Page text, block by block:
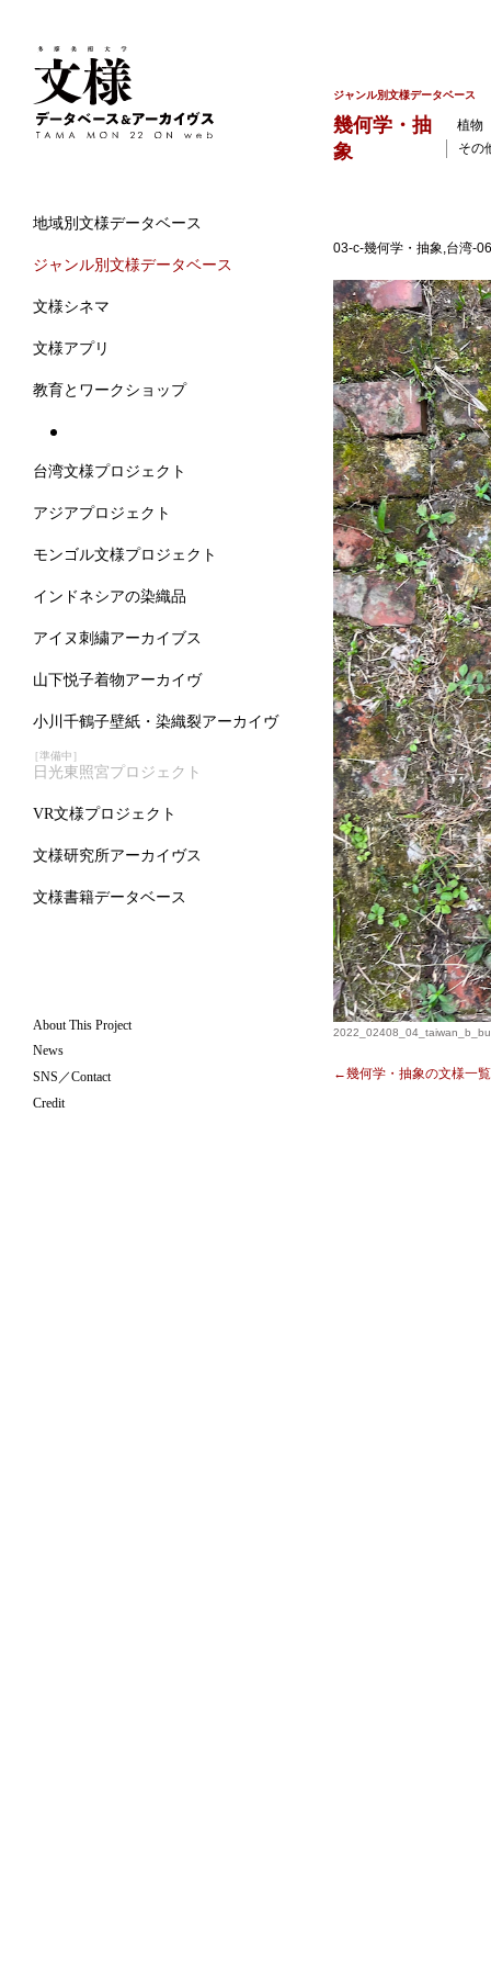
地域別文様データベース
ジャンル別文様データベース
文様シネマ
文様アプリ
教育とワークショップ
台湾文様プロジェクト
アジアプロジェクト
モンゴル文様プロジェクト
インドネシアの染織品
アイヌ刺繍アーカイブス
山下悦子着物アーカイヴ
小川千鶴子壁紙・染織裂アーカイヴ
［準備中］
日光東照宮プロジェクト
VR文様プロジェクト
文様研究所アーカイヴス
文様書籍データベース
About This Project
News
SNS／Contact
Credit
ジャンル別文様データベース
幾何学・抽
象
植物
その
03-c-幾何学・抽象,台湾-
←幾何学・抽象の文様一